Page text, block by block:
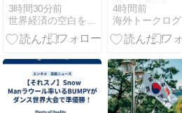
対中制裁で半
導体重要材料
に15%の関税
3時間30分前
世界経済の空白を埋めるレポート
観光大国に発
展した本当の
理由がこち
から日本は愛
されてた…
（ﾌﾞﾙﾌﾞﾙ」＝
韓国の反応
4時間前
海外トークログ